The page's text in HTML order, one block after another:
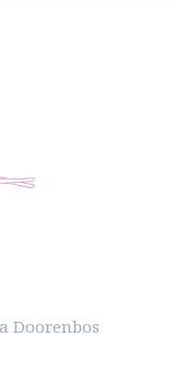
Doorenbos